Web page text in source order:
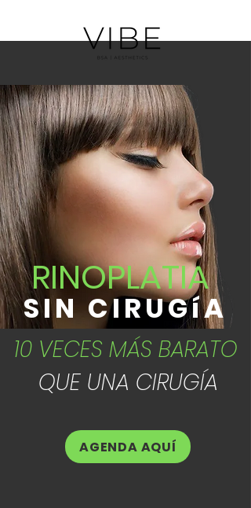
RINOPLATIA
SIN CIRUGíA
10 VECES MÁS BARATO
QUE UNA CIRUGÍA
AGENDA AQUÍ